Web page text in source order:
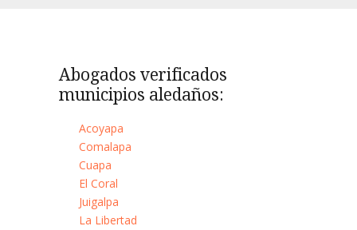
Abogados verificados
municipios aledaños:
Acoyapa
Comalapa
Cuapa
El Coral
Juigalpa
La Libertad